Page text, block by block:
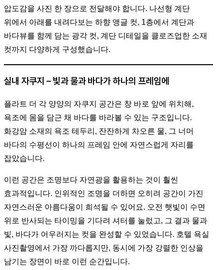
압도감을 사진 한 장으로 전달해야 합니다. 나선형 계단
위에서 아래를 내려다보는 하향 앵글 컷, 1층에서 계단과
바다뷰를 함께 담는 광각 컷, 계단 디테일을 클로즈업한 소재
컷까지 다양하게 구성했습니다.
실내 자쿠지 – 빛과 물과 바다가 하나의 프레임에
플라트 더 각 양양의 자쿠지 공간은 창 바로 앞에 위치해,
욕조에 몸을 담근 채 바다를 바라볼 수 있는 구조입니다.
화강암 소재의 욕조 테두리, 잔잔하게 차오른 물, 그 너머
바다의 수평선이 하나의 프레임 안에 자연스럽게 자리를
잡았습니다.
이런 공간은 조명보다 자연광을 활용하는 것이 훨씬
효과적입니다. 인위적인 조명을 더하면 오히려 공간이 가진
자연스러운 아름다움이 희석될 수 있어요. 오전 햇빛이 수면
위로 반사되는 타이밍을 기다려 셔터를 눌렀고, 그 결과 물과
빛, 바다가 어우러지는 컷을 완성할 수 있었습니다. 호텔 욕실
사진촬영에서 가장 까다롭지만, 동시에 가장 강렬한 인상을
남기는 장면이 바로 이런 순간입니다.